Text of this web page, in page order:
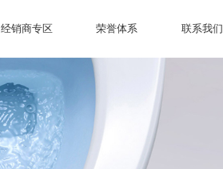
经销商专区 荣誉体系 联系我们